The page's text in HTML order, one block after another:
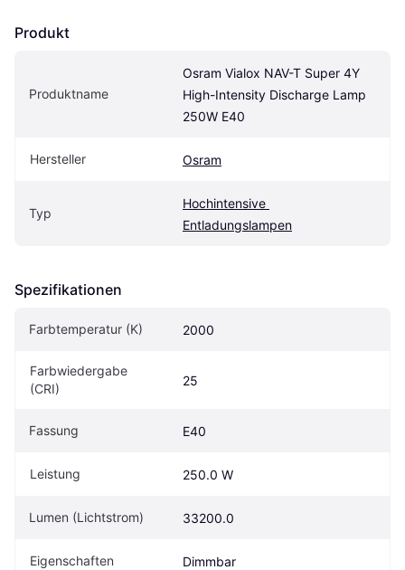
Produkt
Produktname
Osram Vialox NAV-T Super 4Y
High-Intensity Discharge Lamp
250W E40
Hersteller Osram
Typ
Hochintensive
Entladungslampen
Spezifikationen
Farbtemperatur (K) 2000
Farbwiedergabe
(CRI)
25
Fassung E40
Leistung 250.0 W
Lumen (Lichtstrom) 33200.0
Eigenschaften Dimmbar